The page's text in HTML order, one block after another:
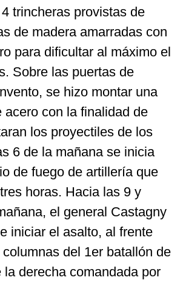
trincheras provistas de
de madera amarradas con
para dificultar al máximo el
Sobre las puertas de
se hizo montar una
acero con la finalidad de
los proyectiles de los
6 de la mañana se inicia
de fuego de artillería que
horas. Hacia las 9 y
el general Castagny
iniciar el asalto, al frente
del 1er batallón de
la derecha comandada por